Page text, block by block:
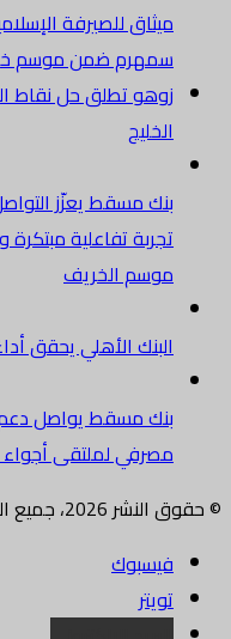
ميثاق للصيرفة
سمهرم ضمن موسم
الخليج
بنك مسقط يعزّز
تجربة تفاعلية
موسم الخريف
البنك الأهلي يحقق
بنك مسقط يواصل دعم
مصرفي لملتقى أجواء
© حقوق النشر 2026، جميع الحقوق محفوظة |
فيسبوك
تويتر